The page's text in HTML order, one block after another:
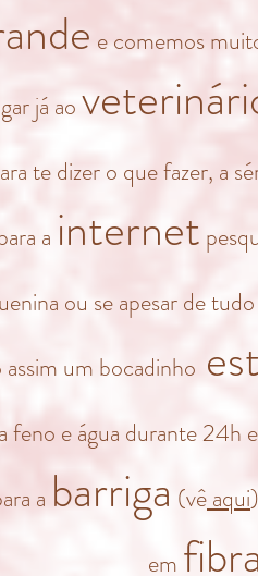
e comemos
já ao
te dizer o que fazer, a
a internet
ou se apesar de tudo
um bocadinho
a feno e água durante 24h
a barriga (vêaqui
em fibra